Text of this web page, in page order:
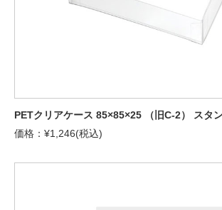
PETクリアケース 85×85×25 （旧C-2） スタ
価格：¥1,246(税込)